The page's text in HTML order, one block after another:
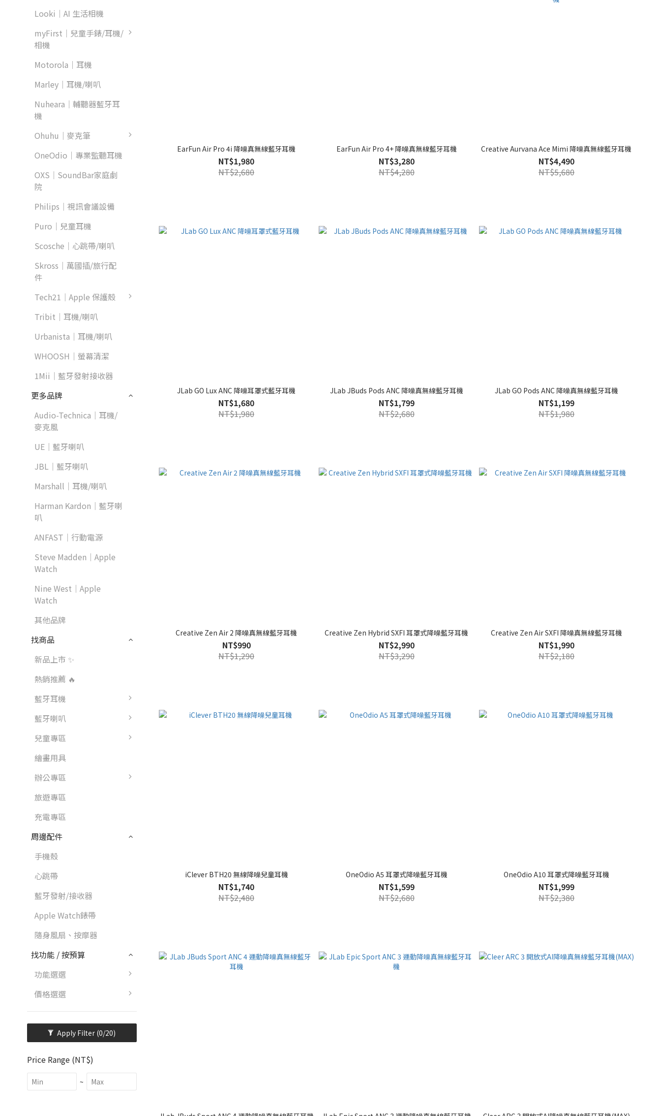
Looki｜AI 生活相機
myFirst｜兒童手錶/耳機/
相機
Motorola｜耳機
Marley｜耳機/喇叭
Nuheara｜輔聽器藍牙耳
機
Ohuhu｜麥克筆
OneOdio｜專業監聽耳機
OXS｜SoundBar家庭劇
院
Philips｜視訊會議設備
Puro｜兒童耳機
Scosche｜心跳帶/喇叭
Skross｜萬國插/旅行配
件
Tech21｜Apple 保護殼
Tribit｜耳機/喇叭
Urbanista｜耳機/喇叭
WHOOSH｜螢幕清潔
1Mii｜藍牙發射接收器
更多品牌
Audio-Technica｜耳機/
麥克風
UE｜藍牙喇叭
JBL｜藍牙喇叭
Marshall｜耳機/喇叭
Harman Kardon｜藍牙喇
叭
ANFAST｜行動電源
Steve Madden｜Apple
Watch
Nine West｜Apple
Watch
其他品牌
找商品
新品上市 ✨
熱銷推薦 🔥
藍牙耳機
藍牙喇叭
兒童專區
繪畫用具
辦公專區
旅遊專區
充電專區
周邊配件
手機殼
心跳帶
藍牙發射/接收器
Apple Watch錶帶
隨身風扇、按摩器
找功能 / 按預算
功能選選
價格選選
Apply Filter (0/20)
Price Range (NT$)
~
EarFun Air Pro 4i 降噪真無線藍牙耳機
NT$1,980
NT$2,680
EarFun Air Pro 4+ 降噪真無線藍牙耳機
NT$3,280
NT$4,280
Creative Aurvana Ace Mimi 降噪真無線藍牙耳機
NT$4,490
NT$5,680
JLab GO Lux ANC 降噪耳罩式藍牙耳機
NT$1,680
NT$1,980
JLab JBuds Pods ANC 降噪真無線藍牙耳機
NT$1,799
NT$2,680
JLab GO Pods ANC 降噪真無線藍牙耳機
NT$1,199
NT$1,980
Creative Zen Air 2 降噪真無線藍牙耳機
NT$990
NT$1,290
Creative Zen Hybrid SXFI 耳罩式降噪藍牙耳機
NT$2,990
NT$3,290
Creative Zen Air SXFI 降噪真無線藍牙耳機
NT$1,990
NT$2,180
iClever BTH20 無線降噪兒童耳機
NT$1,740
NT$2,480
OneOdio A5 耳罩式降噪藍牙耳機
NT$1,599
NT$2,680
OneOdio A10 耳罩式降噪藍牙耳機
NT$1,999
NT$2,380